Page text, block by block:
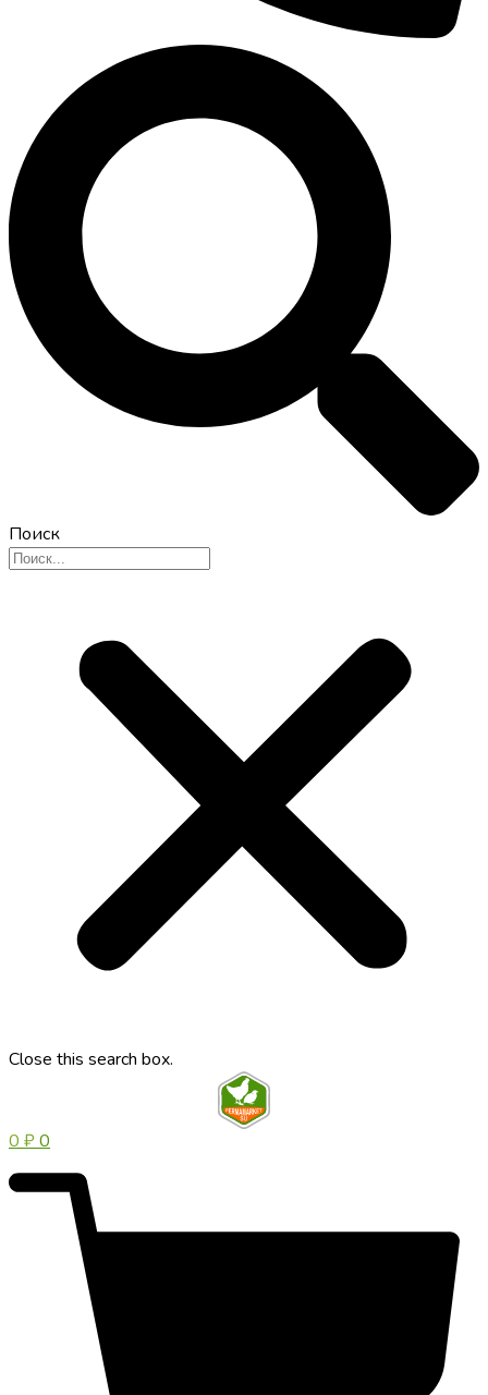
Поиск
Close this search box.
0₽0